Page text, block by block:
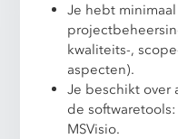
Je hebt
kwaliteits-,
aspecten).
Je beschikt over
de
MSVisio.